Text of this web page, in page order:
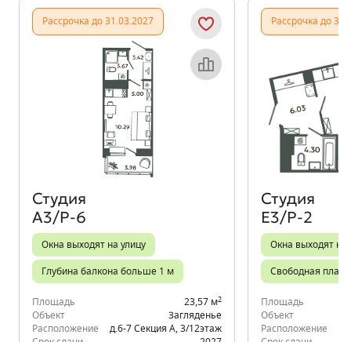
Рассрочка до 31.03.2027
Объект месяца
Студия
А3/Р-6
Окна выходят на улицу
Глубина балкона больше 1 м
Площадь 23,57 м2
Объект
Загляденье
Расположение
д.6-7 Секция А 3/12этаж
Рассрочка до
Студия
Е3/Р-2
Окна выходят на
Свободная
Площадь
Объект
Расположение